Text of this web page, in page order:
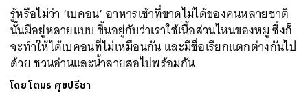
รู้หรือไม่ว่า ‘เบคอน’ อาหารเช้าที่ขาดไม่ได้ของคนหลายชาติ
นั้นมีอยู่หลายแบบ ขึ้นอยู่กับว่าเราใช้เนื้อส่วนไหนของหมู ซึ่งก็
จะทำให้ได้เบคอนที่ไม่เหมือนกัน และมีชื่อเรียกแตกต่างกันไป
ด้วย ชวนอ่านและน้ำลายสอไปพร้อมกัน
โดยโตมร ศุขปรีชา